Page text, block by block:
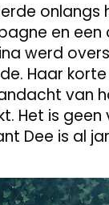
en een
werd
Haar
van
Het is
Dee is al